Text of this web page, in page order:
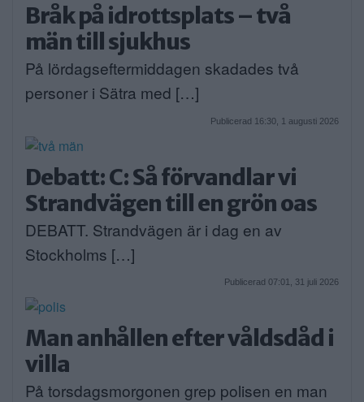
Bråk på idrottsplats – två
män till sjukhus
På lördagseftermiddagen skadades två
personer i Sätra med […]
Publicerad 16:30, 1 augusti 2026
Debatt: C: Så förvandlar vi
Strandvägen till en grön oas
DEBATT. Strandvägen är i dag en av
Stockholms […]
Publicerad 07:01, 31 juli 2026
Man anhållen efter våldsdåd i
villa
På torsdagsmorgonen grep polisen en man